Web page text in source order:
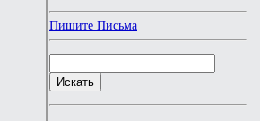
Пишите Письма